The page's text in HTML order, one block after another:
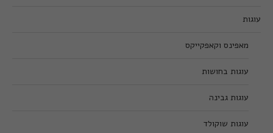
עוגות
מאפינס וקאפקייקס
עוגות בחושות
עוגות גבינה
עוגות שוקולד